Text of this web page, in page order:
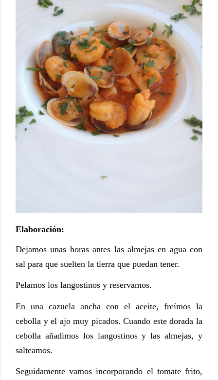
Elaboración:
Dejamos unas horas antes las almejas en agua con
sal para que suelten la tierra que puedan tener.
Pelamos los langostinos y reservamos.
En una cazuela ancha con el aceite, freímos la
cebolla y el ajo muy picados. Cuando este dorada la
cebolla añadimos los langostinos y las almejas, y
salteamos.
Seguidamente vamos incorporando el tomate frito,